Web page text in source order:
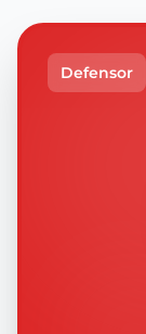
Defensor